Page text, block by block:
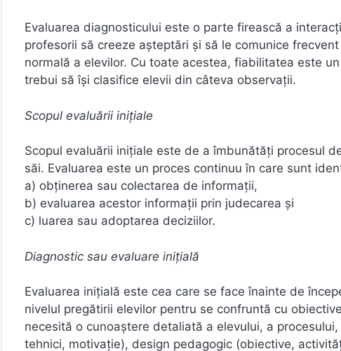
Evaluarea diagnosticului este o parte firească a
profesorii să creeze așteptări și să le comunice
normală a elevilor. Cu toate acestea, fiabilitatea este
trebui să își clasifice elevii din câteva observații.
Scopul evaluării inițiale
Scopul evaluării inițiale este de a îmbunătăți procesul
săi. Evaluarea este un proces continuu în care sunt
a) obținerea sau colectarea de informații,
b) evaluarea acestor informații prin judecarea și
c) luarea sau adoptarea deciziilor.
Diagnostic sau evaluare inițială
Evaluarea inițială este cea care se face înainte de
nivelul pregătirii elevilor pentru se confruntă cu
necesită o cunoaștere detaliată a elevului, a
tehnici, motivație), design pedagogic (obiective,